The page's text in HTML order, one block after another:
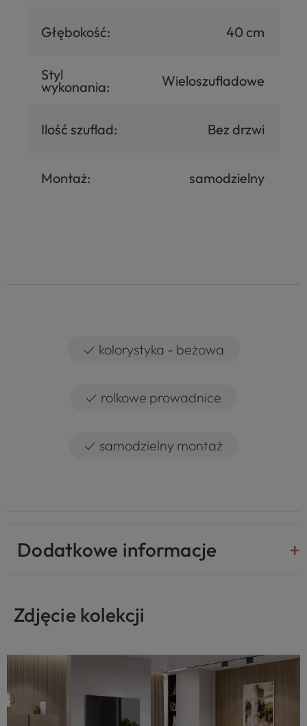
Głębokość: 40 cm
Styl
wykonania: Wieloszufladowe
Ilość szuflad: Bez drzwi
Montaż: samodzielny
✓ kolorystyka - beżowa
✓ rolkowe prowadnice
✓ samodzielny montaż
Dodatkowe informacje
Zdjęcie kolekcji